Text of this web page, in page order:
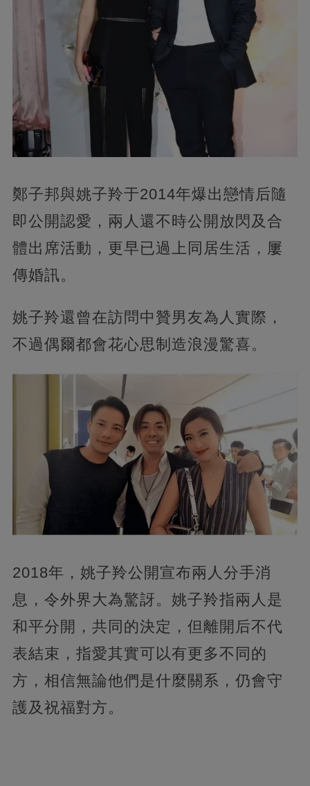
鄭子邦與姚子羚于2014年爆出戀情后隨
即公開認愛，兩人還不時公開放閃及合
體出席活動，更早已過上同居生活，屢
傳婚訊。
姚子羚還曾在訪問中贊男友為人實際，
不過偶爾都會花心思制造浪漫驚喜。
2018年，姚子羚公開宣布兩人分手消
息，令外界大為驚訝。姚子羚指兩人是
和平分開，共同的決定，但離開后不代
表結束，指愛其實可以有更多不同的
方，相信無論他們是什麼關系，仍會守
護及祝福對方。